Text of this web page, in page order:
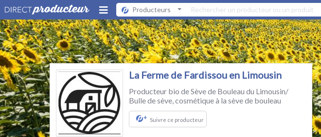
Producteurs
La Ferme de Fardissou en Limousin
Producteur bio de Sève de Bouleau du Limousin/
Bulle de sève, cosmétique à la sève de bouleau
+ Suivre ce producteur